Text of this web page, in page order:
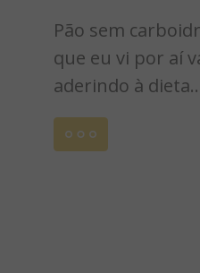
Pão sem
que eu vi por aí
aderindo à